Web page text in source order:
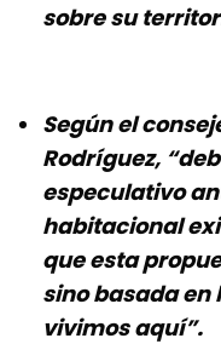
sobre su
Según el
Rodríguez,
especulativo
habitacional
que esta
sino basada en
vivimos aquí”.